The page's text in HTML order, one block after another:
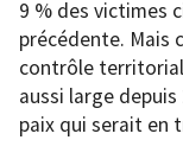
9 % des victimes
précédente. Mais
contrôle
aussi large
paix qui serait en